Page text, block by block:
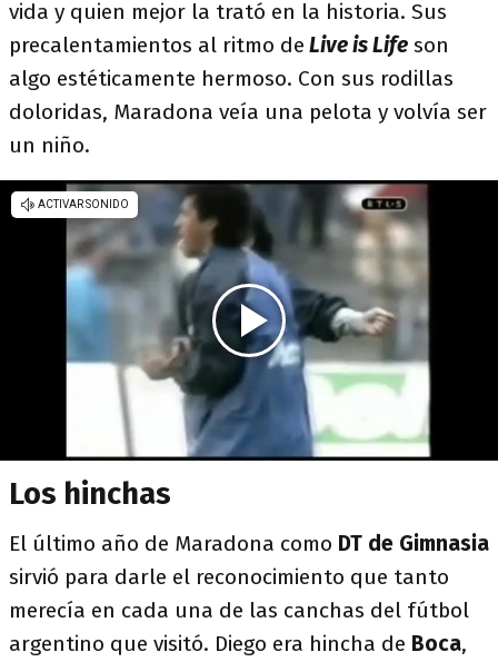
vida y quien mejor la trató en la historia. Sus
precalentamientos al ritmo de Live is Life son
algo estéticamente hermoso. Con sus rodillas
doloridas, Maradona veía una pelota y volvía ser
un niño.
Los hinchas
El último año de Maradona como DT de Gimnasia
sirvió para darle el reconocimiento que tanto
merecía en cada una de las canchas del fútbol
argentino que visitó. Diego era hincha de Boca,